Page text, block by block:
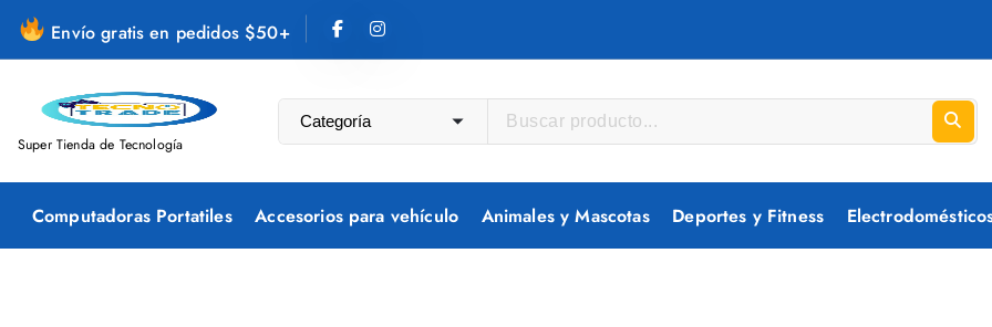
c
Envío gratis en pedidos $50+
Super Tienda de Tecnología
Computadoras Portatiles Accesorios para vehículo Animales y Mascotas Deportes y Fitness